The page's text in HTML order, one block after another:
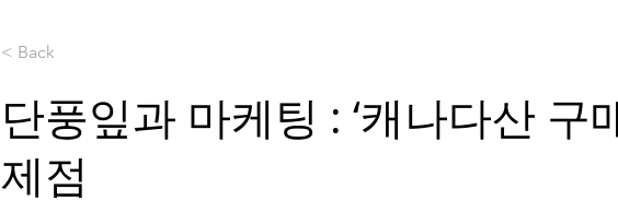
< Back
단풍잎과 마케팅 : ‘캐나다산 구
제점